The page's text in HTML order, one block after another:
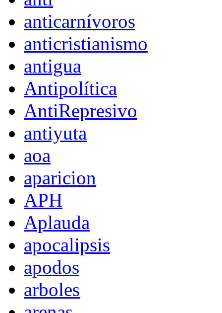
anticarnívoros
anticristianismo
antigua
Antipolítica
AntiRepresivo
antiyuta
aoa
aparicion
APH
Aplauda
apocalipsis
apodos
arboles